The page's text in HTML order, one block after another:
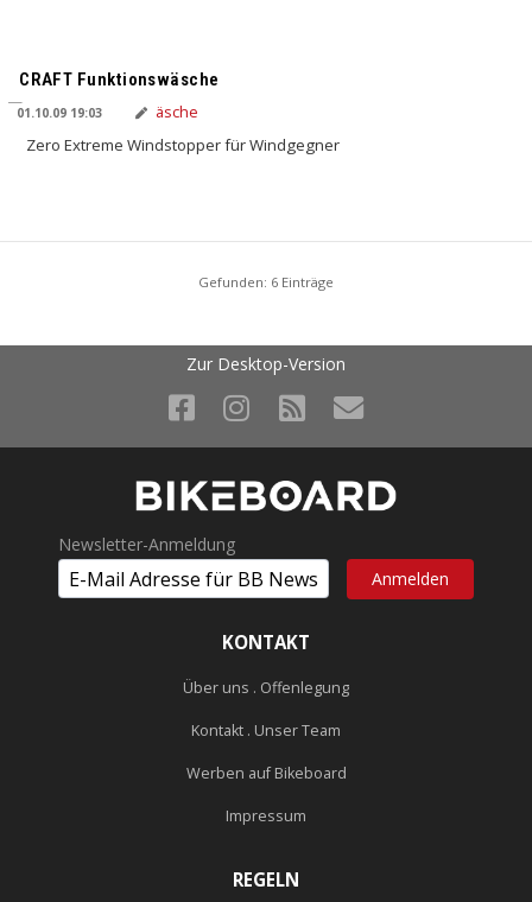
CRAFT Funktionswäsche
01.10.09 19:03
Zero Extreme Windstopper für Windgegner
Gefunden: 6 Einträge
Zur Desktop-Version
Newsletter-Anmeldung
KONTAKT
Über uns . Offenlegung
Kontakt . Unser Team
Werben auf Bikeboard
Impressum
REGELN